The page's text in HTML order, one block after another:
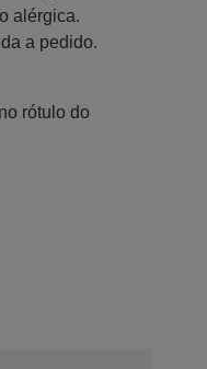
alérgica.
a pedido.
rótulo do